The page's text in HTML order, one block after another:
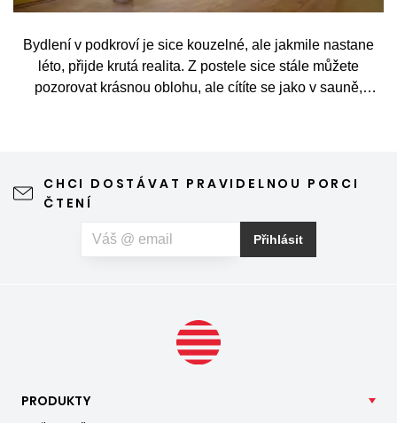
Bydlení v podkroví je sice kouzelné, ale jakmile nastane
léto, přijde krutá realita. Z postele sice stále můžete
pozorovat krásnou oblohu, ale cítíte se jako v sauně,
CHCI DOSTÁVAT PRAVIDELNOU PORCI
ČTENÍ
Přihlásit
PRODUKTY